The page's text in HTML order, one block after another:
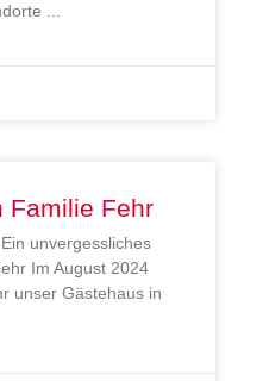
Familie Fehr
unvergessliches
Im August 2024
unser Gästehaus in